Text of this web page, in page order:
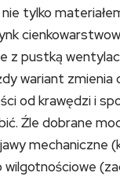
tylko
z pustką
wariant zmienia
od krawędzi i
Źle dobrane
mechaniczne